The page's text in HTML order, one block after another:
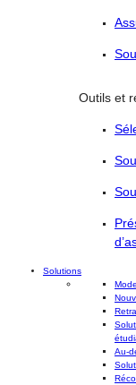
Outils et
Solutions
Au-